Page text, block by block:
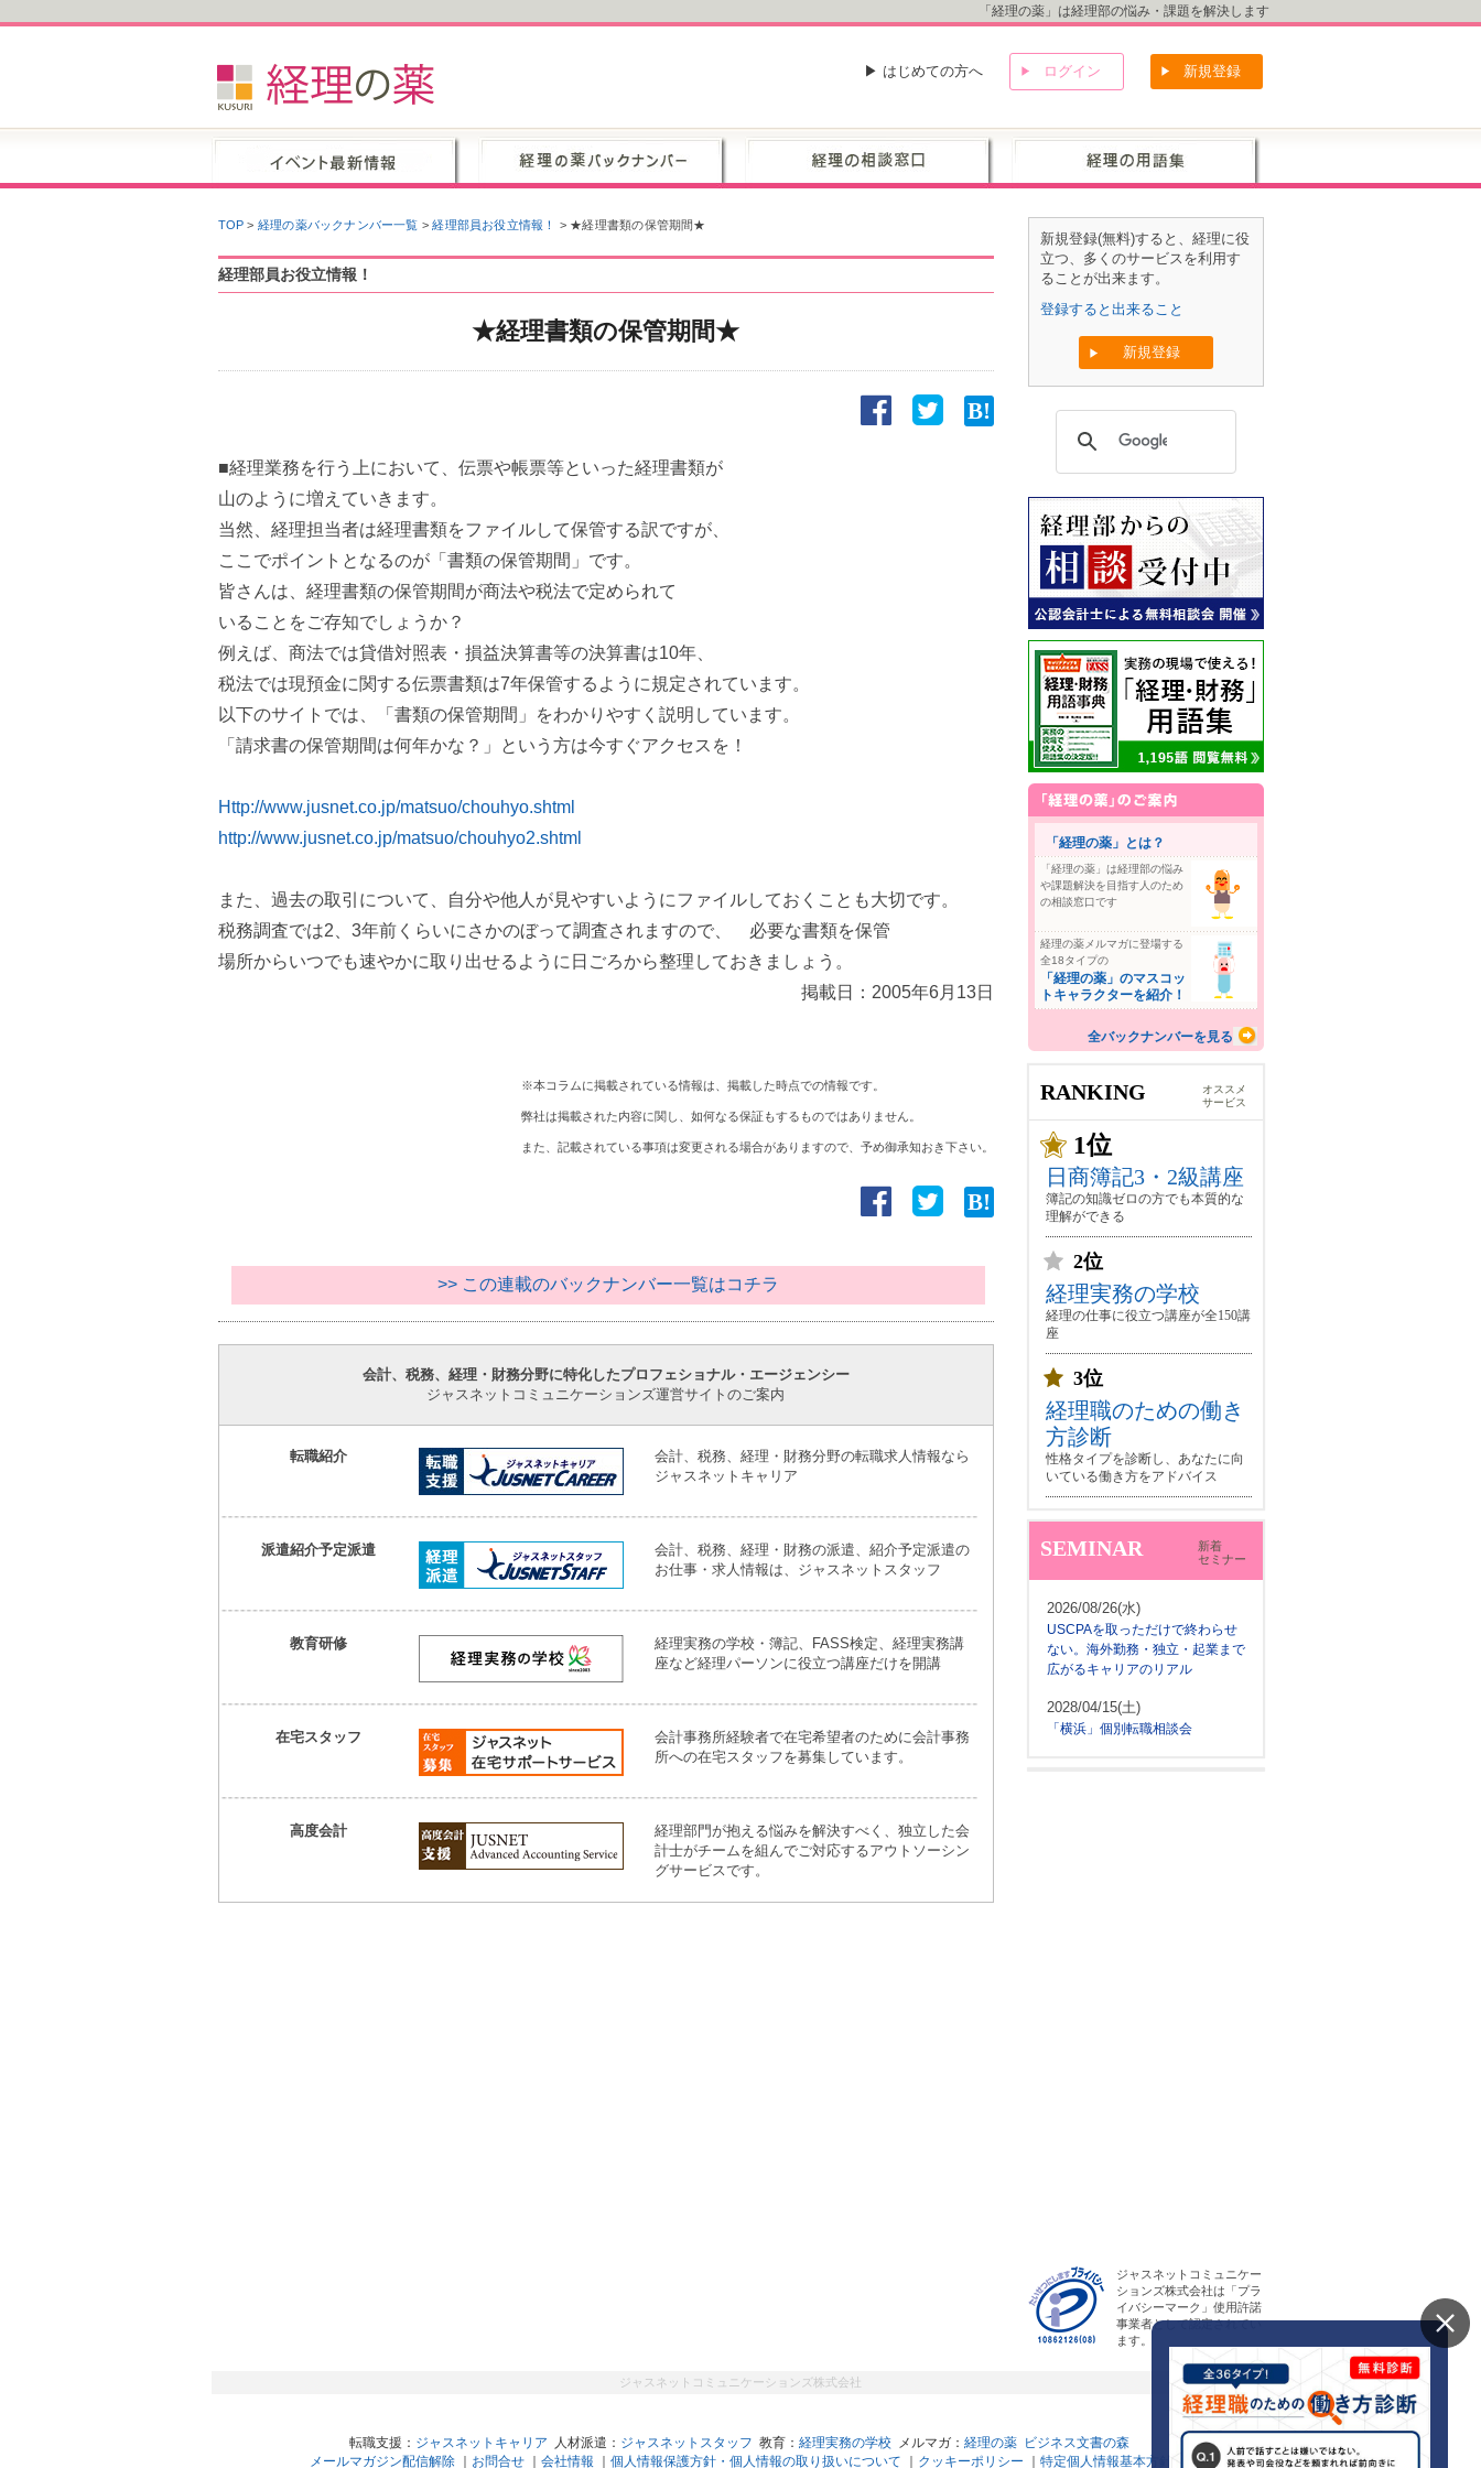
「経理の薬」は経理部の悩み・課題を解決します
▶ はじめての方へ ログイン 新規登録
TOP > 経理の薬バックナンバー一覧 >経理部員お役立情報！ > ★経理書類の保管期間★
経理部員お役立情報！
★経理書類の保管期間★
■経理業務を行う上において、伝票や帳票等といった経理書類が
山のように増えていきます。
当然、経理担当者は経理書類をファイルして保管する訳ですが、
ここでポイントとなるのが「書類の保管期間」です。
皆さんは、経理書類の保管期間が商法や税法で定められて
いることをご存知でしょうか？
例えば、商法では貸借対照表・損益決算書等の決算書は10年、
税法では現預金に関する伝票書類は7年保管するように規定されています。
以下のサイトでは、「書類の保管期間」をわかりやすく説明しています。
「請求書の保管期間は何年かな？」という方は今すぐアクセスを！
Http://www.jusnet.co.jp/matsuo/chouhyo.shtml
http://www.jusnet.co.jp/matsuo/chouhyo2.shtml
また、過去の取引について、自分や他人が見やすいようにファイルしておくことも大切です。
税務調査では2、3年前くらいにさかのぼって調査されますので、 必要な書類を保管
場所からいつでも速やかに取り出せるように日ごろから整理しておきましょう。
掲載日： 2005年6月13日
※本コラムに掲載されている情報は、掲載した時点での情報です。
弊社は掲載された内容に関し、如何なる保証もするものではありません。
また、記載されている事項は変更される場合がありますので、予め御承知おき下さい。
>> この連載のバックナンバー一覧はコチラ
会計、税務、経理・財務分野に特化したプロフェショナル・エージェンシー
ジャスネットコミュニケーションズ運営サイトのご案内
転職紹介
会計、税務、経理・財務分野の転職求人情報なら
ジャスネットキャリア
派遣紹介予定派遣
会計、税務、経理・財務の派遣、紹介予定派遣の
お仕事・求人情報は、ジャスネットスタッフ
教育研修
経理実務の学校・簿記、FASS検定、経理実務講
座など経理パーソンに役立つ講座だけを開講
在宅スタッフ
会計事務所経験者で在宅希望者のために会計事務
所への在宅スタッフを募集しています。
高度会計
経理部門が抱える悩みを解決すべく、独立した会
計士がチームを組んでご対応するアウトソーシン
グサービスです。
新規登録(無料)すると、経理に役
立つ、多くのサービスを利用す
ることが出来ます。
登録すると出来ること
新規登録
「経理の薬」とは？
「経理の薬」は経理部の悩み
や課題解決を目指す人のため
の相談窓口です
経理の薬メルマガに登場する
全18タイプの
「経理の薬」のマスコッ
トキャラクターを紹介！
全バックナンバーを見る
RANKING
オススメ
サービス
1位
日商簿記3・2級講座
簿記の知識ゼロの方でも本質的な
理解ができる
2位
経理実務の学校
経理の仕事に役立つ講座が全150講
座
3位
経理職のための働き
方診断
性格タイプを診断し、あなたに向
いている働き方をアドバイス
SEMINAR
新着
セミナー
2026/08/26(水)
USCPAを取っただけで終わらせ
ない。海外勤務・独立・起業まで
広がるキャリアのリアル
2028/04/15(土)
「横浜」個別転職相談会
ジャスネットコミュニケー
ションズ株式会社は「プラ
イバシーマーク」使用許諾
事業者として認定されてい
ます。
ジャスネットコミュニケーションズ株式会社
転職支援： ジャスネットキャリア 人材派遣： ジャスネットスタッフ 教育： 経理実務の学校メルマガ： 経理の薬
ビジネス文書の森
メールマガジン配信解除｜ お問合せ｜ 会社情報 個人情報保護方針・個人情報の取り扱いについて クッキーポリシー 特定個人情報基本方針